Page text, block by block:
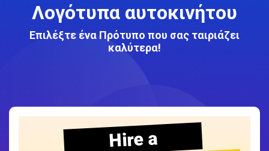
Λογότυπα αυτοκινήτου
Επιλέξτε ένα Πρότυπο που σας ταιριάζει
καλύτερα!
Hire a